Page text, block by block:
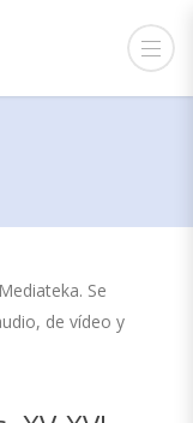
Se
de vídeo y